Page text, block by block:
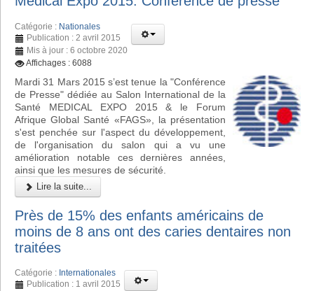
Catégorie : Nationales
Publication : 2 avril 2015
Mis à jour : 6 octobre 2020
Affichages : 6088
Mardi 31 Mars 2015 s’est tenue la "Conférence
de Presse" dédiée au Salon International de la
Santé MEDICAL EXPO 2015 & le Forum
Afrique Global Santé «FAGS», la présentation
s'est penchée sur l'aspect du développement,
de l'organisation du salon qui a vu une
amélioration notable ces dernières années,
ainsi que les mesures de sécurité.
Lire la suite...
Près de 15% des enfants américains de
moins de 8 ans ont des caries dentaires non
traitées
Catégorie : Internationales
Publication : 1 avril 2015